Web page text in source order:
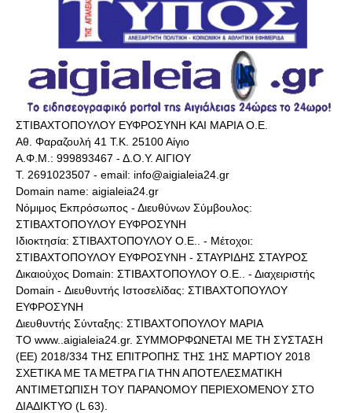
ΣΤΙΒΑΧΤΟΠΟΥΛΟΥ ΕΥΦΡΟΣΥΝΗ ΚΑΙ ΜΑΡΙΑ Ο.Ε.
Αθ. Φαραζουλή 41 Τ.Κ. 25100 Αίγιο
Α.Φ.Μ.: 999893467 - Δ.Ο.Υ. ΑΙΓΙΟΥ
Τ. 2691023507 - email: info@aigialeia24.gr
Domain name: aigialeia24.gr
Νόμιμος Εκπρόσωπος - Διευθύνων Σύμβουλος:
ΣΤΙΒΑΧΤΟΠΟΥΛΟΥ ΕΥΦΡΟΣΥΝΗ
Ιδιοκτησία: ΣΤΙΒΑΧΤΟΠΟΥΛΟΥ Ο.Ε.. - Μέτοχοι:
ΣΤΙΒΑΧΤΟΠΟΥΛΟΥ ΕΥΦΡΟΣΥΝΗ - ΣΤΑΥΡΙΔΗΣ ΣΤΑΥΡΟΣ
Δικαιούχος Domain: ΣΤΙΒΑΧΤΟΠΟΥΛΟΥ Ο.Ε.. - Διαχειριστής
Domain - Διευθυντής Ιστοσελίδας: ΣΤΙΒΑΧΤΟΠΟΥΛΟΥ
ΕΥΦΡΟΣΥΝΗ
Διευθυντής Σύνταξης: ΣΤΙΒΑΧΤΟΠΟΥΛΟΥ ΜΑΡΙΑ
ΤΟ www..aigialeia24.gr. ΣΥΜΜΟΡΦΩΝΕΤΑΙ ΜΕ ΤΗ ΣΥΣΤΑΣΗ
(ΕΕ) 2018/334 ΤΗΣ ΕΠΙΤΡΟΠΗΣ ΤΗΣ 1ΗΣ ΜΑΡΤΙΟΥ 2018
ΣΧΕΤΙΚΑ ΜΕ ΤΑ ΜΕΤΡΑ ΓΙΑ ΤΗΝ ΑΠΟΤΕΛΕΣΜΑΤΙΚΗ
ΑΝΤΙΜΕΤΩΠΙΣΗ ΤΟΥ ΠΑΡΑΝΟΜΟΥ ΠΕΡΙΕΧΟΜΕΝΟΥ ΣΤΟ
ΔΙΑΔΙΚΤΥΟ (L 63).